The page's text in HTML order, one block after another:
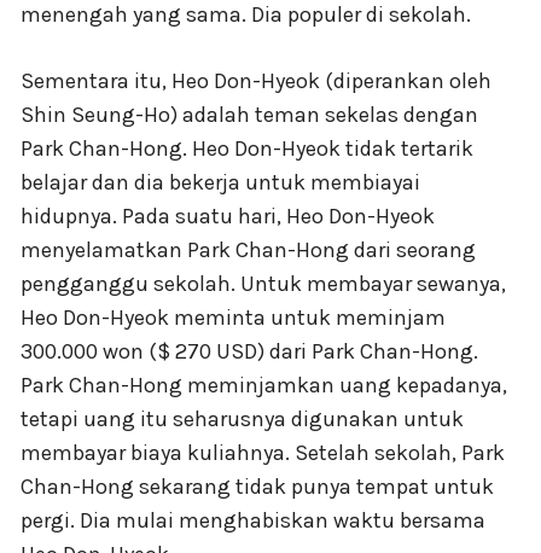
menengah yang sama. Dia populer di sekolah.
Sementara itu, Heo Don-Hyeok (diperankan oleh
Shin Seung-Ho) adalah teman sekelas dengan
Park Chan-Hong. Heo Don-Hyeok tidak tertarik
belajar dan dia bekerja untuk membiayai
hidupnya. Pada suatu hari, Heo Don-Hyeok
menyelamatkan Park Chan-Hong dari seorang
pengganggu sekolah. Untuk membayar sewanya,
Heo Don-Hyeok meminta untuk meminjam
300.000 won ($ 270 USD) dari Park Chan-Hong.
Park Chan-Hong meminjamkan uang kepadanya,
tetapi uang itu seharusnya digunakan untuk
membayar biaya kuliahnya. Setelah sekolah, Park
Chan-Hong sekarang tidak punya tempat untuk
pergi. Dia mulai menghabiskan waktu bersama